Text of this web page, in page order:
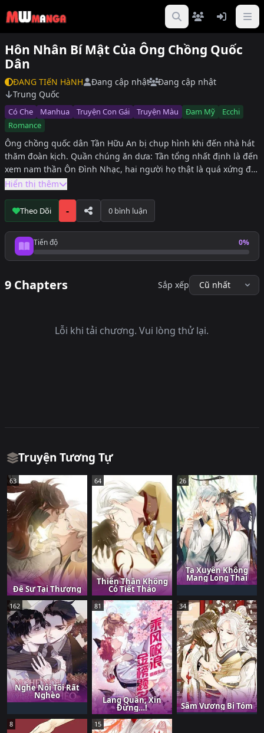
Hôn Nhân Bí Mật Của Ông Chồng Quốc
Dân
ĐANG TIếN HàNH Đang cập nhật
Đang cập nhật
Trung Quốc
Có Che Manhua Truyện Con Gái Truyện Màu Đam Mỹ
Ecchi
Romance
Ông chồng quốc dân Tần Hữu An bị chụp hình khi đến nhà hát
thăm đoàn kịch. Quần chúng ăn dưa: Tần tổng nhất định là đến
xem nam thần Ôn Đình Nhạc, hai người họ thật là quá xứng đôi
ahahah! Fan Ôn gia cũng lật tung weibo để xem chi tiết Tần
Vân chủ động chui vào lòng Tần tổng. Quần chúng phẫn nộ: Từ
đâu ra một con chim chỉ mà muốn làm dơ bẩn Tần tổng chúng
ta.
Hiển thị thêm
Theo Dõi - 0 bình luận
Tiến độ 0%
Tiến độ đọc
9 Chapters Sắp xếp
Lỗi khi tải chương. Vui lòng thử lại.
Truyện Tương Tự
63
Đế Sư Tại Thượng
64
Thiên Thần Không
Có Tiết Tháo
26
Ta Xuyên Không
Mang Long Thai
162
Nghe Nói Tôi Rất
Nghèo
81
Lang Quân, Xin
Đừng…!
34
Sâm Vương Bị Tóm
8 15